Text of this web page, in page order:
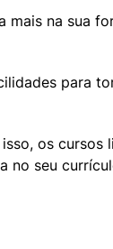
mais na sua
para
os cursos
no seu